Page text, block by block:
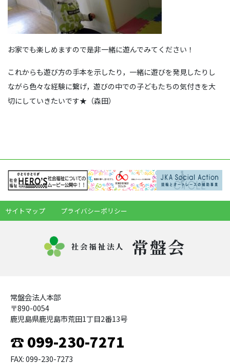
お家でも楽しめますので是非一緒に遊んでみてください！
これからも遊び方の手本を示したり，一緒に遊びを発見したりし
ながら色々な経験に繋げ，遊びの中での子どもたちの気付きを大
切にしていきたいです★（森田）
サイトマップ プライバシーポリシー
社会福祉法人 常盤会
常盤会法人本部
〒890-0054
鹿児島県鹿児島市荒田1丁目2番13号
☎ 099-230-7271
FAX: 099-230-7273